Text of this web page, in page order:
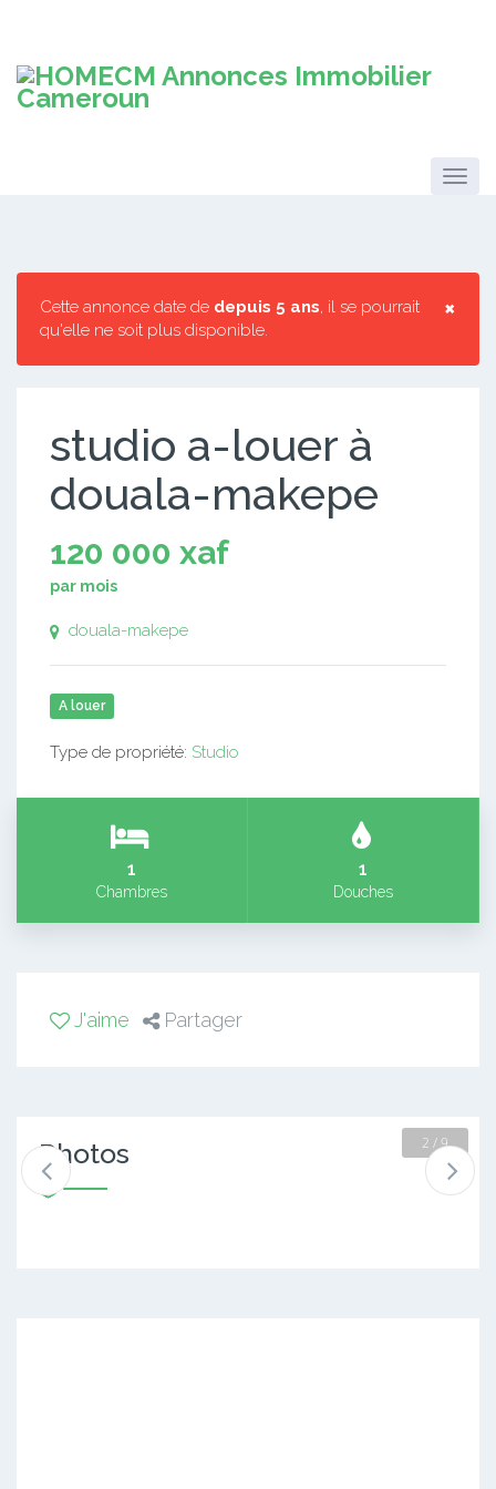
×
Cette annonce date de depuis 5 ans, il se pourrait
qu'elle ne soit plus disponible.
studio a-louer à
douala-makepe
120 000 xaf
par mois
douala-makepe
A louer
Type de propriété: Studio
1
Chambres
1
Douches
J'aime Partager
Photos 2 / 9